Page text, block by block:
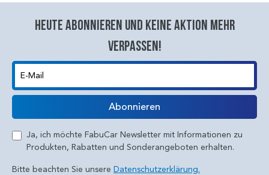
Heute abonnieren und keine aktion mehr
verpassen!
E-Mail
Abonnieren
Ja, ich möchte FabuCar Newsletter mit Informationen zu
Produkten, Rabatten und Sonderangeboten erhalten.
Bitte beachten Sie unsere Datenschutzerklärung.